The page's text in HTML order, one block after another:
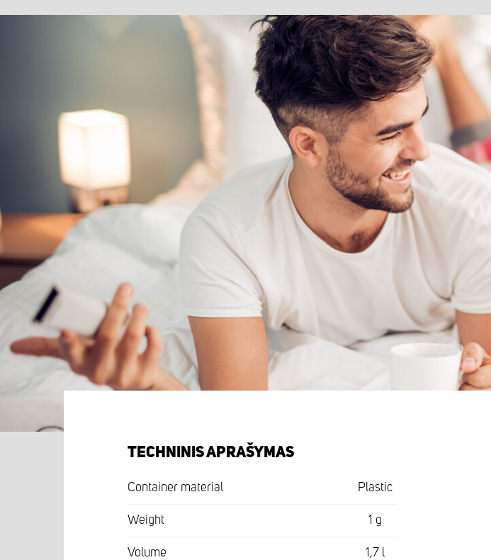
TECHNINIS APRAŠYMAS
Container material Plastic
Weight 1 g
Volume 1,7 l